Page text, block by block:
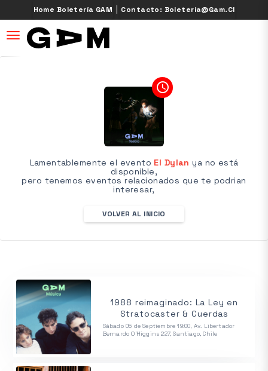
Home Boletería GAM | Contacto: Boleteria@gam.cl
desplegar navegación
access_time
Lamentablemente el evento El Dylan ya no está
disponible,
pero tenemos eventos relacionados que te podrian
interesar,
VOLVER AL INICIO
1988 reimaginado: La Ley en
Stratocaster & Cuerdas
Sábado 05 de Septiembre 19:00, Av. Libertador
Bernardo O'Higgins 227, Santiago, Chile